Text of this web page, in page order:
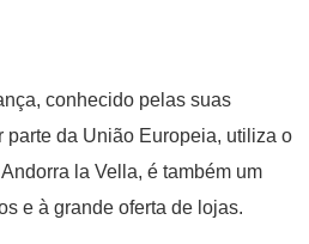
conhecido pelas suas
da União Europeia, utiliza o
la Vella, é também um
e à grande oferta de lojas.